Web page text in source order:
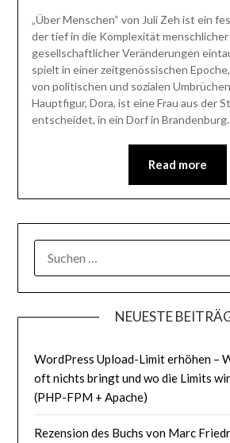
„Über Menschen“ von Juli Zeh ist ein
der tief in die Komplexität
gesellschaftlicher Veränderungen
spielt in einer zeitgenössischen
von politischen und sozialen
Hauptfigur, Dora, ist eine Frau aus der
entscheidet, in ein Dorf in
Read more
NACH:
NEUESTE
WordPress Upload-Limit erhöhen –
oft nichts bringt und wo die Limits
(PHP-FPM + Apache)
Rezension des Buchs von Marc